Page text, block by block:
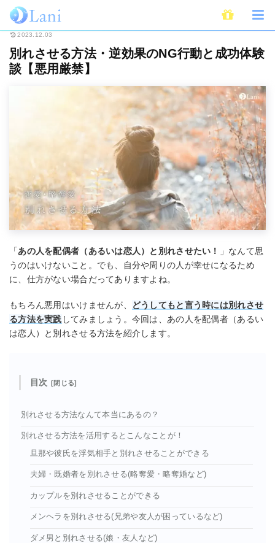
ホーム 恋愛 別れさせる方法・逆効果のNG行動と成功体験談【悪
2023.12.03
別れさせる方法・逆効果のNG行動と成功体験
談【悪用厳禁】
「あの人を配偶者（あるいは恋人）と別れさせたい！
」なんて思
うのはいけないこと。でも、自分や周りの人が幸せになるため
に、仕方がない場合だってありますよね。
もちろん悪用はいけませんが、
どうしてもと言う時には別れさせ
る方法を実践 してみましょう。今回は、あの人を配偶者（あるい
は恋人）と別れさせる方法を紹介します。
目次
別れさせる方法なんて本当にあるの？
別れさせる方法を活用するとこんなことが！
旦那や彼氏を浮気相手と別れさせることができる
夫婦・既婚者を別れさせる(略奪愛・略奪婚など)
カップルを別れさせることができる
メンヘラを別れさせる(兄弟や友人が困っているなど)
ダメ男と別れさせる(娘・友人など)